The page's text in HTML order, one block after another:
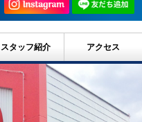
スタッフ紹介 アクセス